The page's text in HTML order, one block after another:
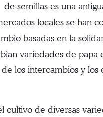
semillas es una
locales se han
basadas en la
variedades de papa
los intercambios y
cultivo de diversas